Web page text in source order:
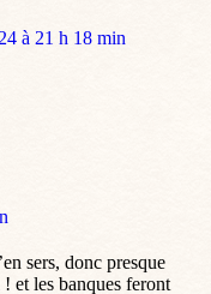
à 21 h 18 min
sers, donc presque
et les banques feront